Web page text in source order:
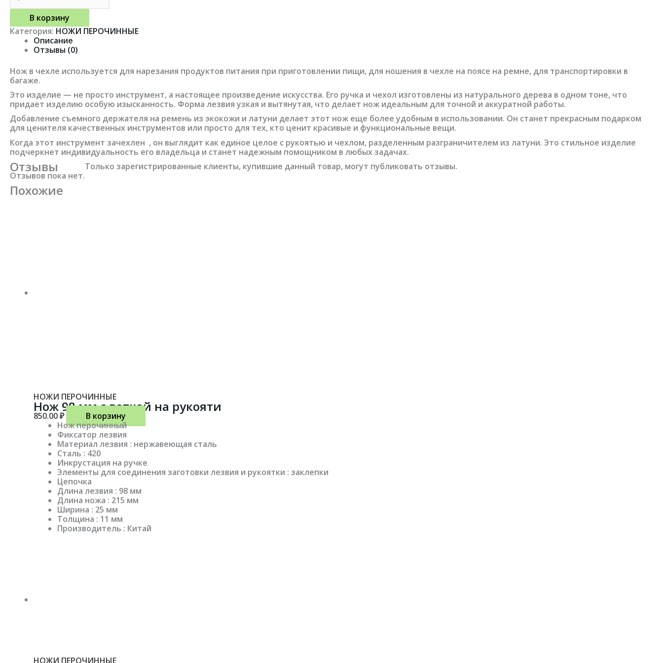
В корзину
Категория: НОЖИ ПЕРОЧИННЫЕ
Описание
Отзывы (0)
Нож в чехле используется для нарезания продуктов питания при приготовлении пищи, для ношения в чехле на поясе на ремне, для транспортировки в
багаже.
Это изделие — не просто инструмент, а настоящее произведение искусства. Его ручка и чехол изготовлены из натурального дерева в одном тоне, что
придает изделию особую изысканность. Форма лезвия узкая и вытянутая, что делает нож идеальным для точной и аккуратной работы.
Добавление съемного держателя на ремень из экокожи и латуни делает этот нож еще более удобным в использовании. Он станет прекрасным подарком
для ценителя качественных инструментов или просто для тех, кто ценит красивые и функциональные вещи.
Когда этот инструмент зачехлен , он выглядит как единое целое с рукоятью и чехлом, разделенным разграничителем из латуни. Это стильное изделие
подчеркнет индивидуальность его владельца и станет надежным помощником в любых задачах.
Отзывы
Отзывов пока нет.
Только зарегистрированные клиенты, купившие данный товар, могут публиковать отзывы.
Похожие
НОЖИ ПЕРОЧИННЫЕ
Нож 98 мм с веткой на рукояти
850.00₽
В корзину
Нож перочинный
Фиксатор лезвия
Материал лезвия : нержавеющая сталь
Сталь : 420
Инкрустация на ручке
Элементы для соединения заготовки лезвия и рукоятки : заклепки
Цепочка
Длина лезвия : 98 мм
Длина ножа : 215 мм
Ширина : 25 мм
Толщина : 11 мм
Производитель : Китай
НОЖИ ПЕРОЧИННЫЕ